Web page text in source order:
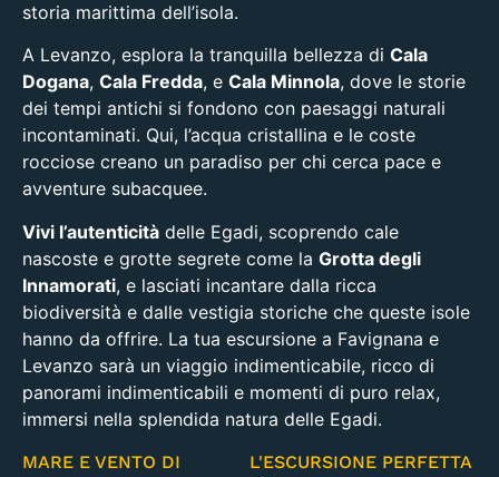
storia marittima dell’isola.
A Levanzo, esplora la tranquilla bellezza di Cala
Dogana, Cala Fredda, e Cala Minnola, dove le storie
dei tempi antichi si fondono con paesaggi naturali
incontaminati. Qui, l’acqua cristallina e le coste
rocciose creano un paradiso per chi cerca pace e
avventure subacquee.
Vivi l’autenticità delle Egadi, scoprendo cale
nascoste e grotte segrete come la Grotta degli
Innamorati, e lasciati incantare dalla ricca
biodiversità e dalle vestigia storiche che queste isole
hanno da offrire. La tua escursione a Favignana e
Levanzo sarà un viaggio indimenticabile, ricco di
panorami indimenticabili e momenti di puro relax,
immersi nella splendida natura delle Egadi.
MARE E VENTO DI
L'ESCURSIONE PERFETTA